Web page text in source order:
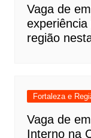
Vaga de
região
Fortaleza e
Vaga de
Interno na